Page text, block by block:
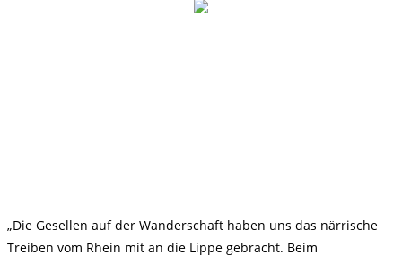
„Die Gesellen auf der Wanderschaft haben uns das närrische
Treiben vom Rhein mit an die Lippe gebracht. Beim